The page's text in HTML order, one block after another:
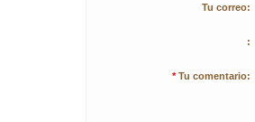
Tu correo:
:
* Tu comentario: